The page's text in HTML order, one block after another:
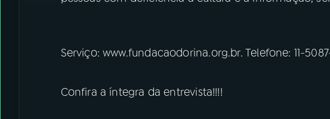
Serviço: www.fundacaodorina.org.br. Telefone: 11-
Confira a íntegra da entrevista!!!!